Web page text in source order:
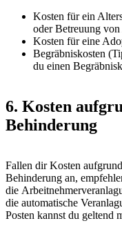
Kosten für ein
oder Betreuung
Kosten für eine
Begräbniskosten
du einen
6. Kosten
Behinderung
Fallen dir Kosten
Behinderung an,
die
die automatische
Posten kannst du geltend